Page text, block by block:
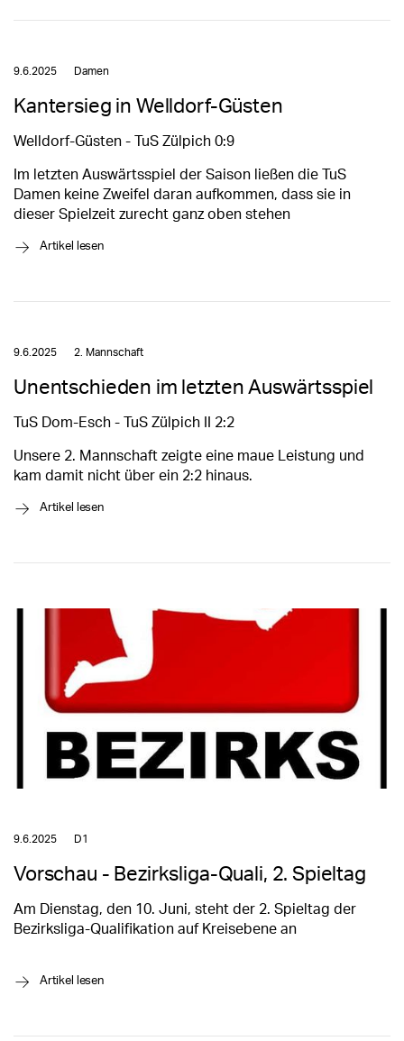
9.6.2025 Damen
Kantersieg in Welldorf-Güsten
Welldorf-Güsten - TuS Zülpich 0:9
Im letzten Auswärtsspiel der Saison ließen die TuS
Damen keine Zweifel daran aufkommen, dass sie in
dieser Spielzeit zurecht ganz oben stehen
→ Artikel lesen
9.6.2025 2. Mannschaft
Unentschieden im letzten Auswärtsspiel
TuS Dom-Esch - TuS Zülpich II 2:2
Unsere 2. Mannschaft zeigte eine maue Leistung und
kam damit nicht über ein 2:2 hinaus.
→ Artikel lesen
9.6.2025 D1
Vorschau - Bezirksliga-Quali, 2. Spieltag
Am Dienstag, den 10. Juni, steht der 2. Spieltag der
Bezirksliga-Qualifikation auf Kreisebene an
→ Artikel lesen